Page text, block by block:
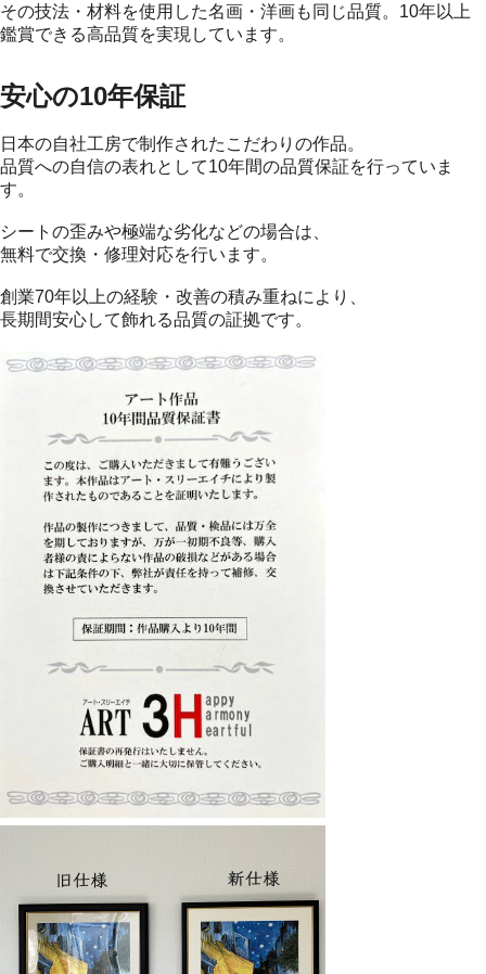
その技法・材料を使用した名画・洋画も同じ品質。10年以上
鑑賞できる高品質を実現しています。
安心の10年保証
日本の自社工房で制作されたこだわりの作品。
品質への自信の表れとして10年間の品質保証を行っていま
す。
シートの歪みや極端な劣化などの場合は、
無料で交換・修理対応を行います。
創業70年以上の経験・改善の積み重ねにより、
長期間安心して飾れる品質の証拠です。